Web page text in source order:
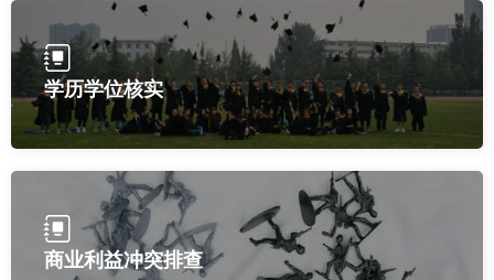
学历学位核实
商业利益冲突排查